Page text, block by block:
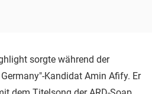
sorgte während der
Kandidat Amin Afify. Er